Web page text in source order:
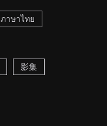
ภาษาไทย
影集